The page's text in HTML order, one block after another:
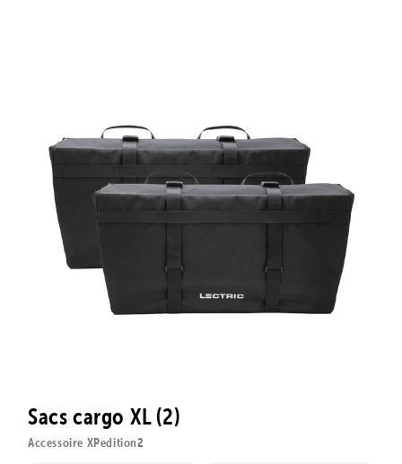
Sacs cargo XL (2)
Accessoire XPedition2